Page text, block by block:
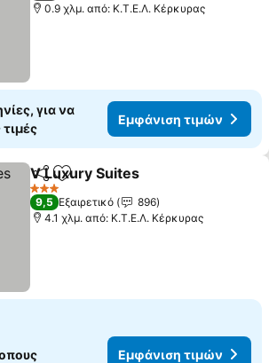
0.9 χλμ. από: Κ.Τ.Ε.Λ. Κέρκυρας
για να
τιμές
Εμφάνιση τιμών
Κοινοποίηση
Προσθήκη στα αγαπημένα
V Luxury Suites
3 Αστέρια
9,5 Εξαιρετικό
896
4.1 χλμ. από: Κ.Τ.Ε.Λ. Κέρκυρας
Εμφάνιση τιμών